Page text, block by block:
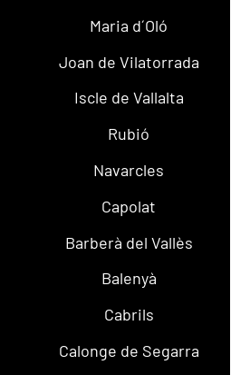
Maria d´Oló
Joan de Vilatorrada
Iscle de Vallalta
Rubió
Navarcles
Capolat
Barberà del Vallès
Balenyà
Cabrils
Calonge de Segarra